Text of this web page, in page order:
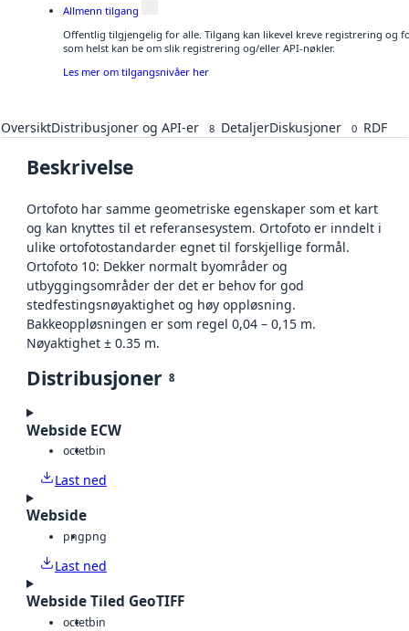
Allmenn tilgang
Offentlig tilgjengelig for alle. Tilgang kan likevel kreve registrering og
som helst kan be om slik registrering og/eller API-nøkler.
Les mer om tilgangsnivåer her
OversiktDistribusjoner og API-er 8 DetaljerDiskusjoner 0 RDF
Beskrivelse
Ortofoto har samme geometriske egenskaper som et kart
og kan knyttes til et referansesystem. Ortofoto er inndelt i
ulike ortofotostandarder egnet til forskjellige formål.
Ortofoto 10: Dekker normalt byområder og
utbyggingsområder der det er behov for god
stedfestingsnøyaktighet og høy oppløsning.
Bakkeoppløsningen er som regel 0,04 – 0,15 m.
Nøyaktighet ± 0.35 m.
Distribusjoner 8
Webside ECW
octetbin
Last ned
Webside
pngpng
Last ned
Webside Tiled GeoTIFF
octetbin